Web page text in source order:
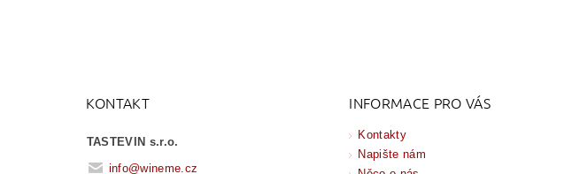
KONTAKT
TASTEVIN s.r.o.
info@wineme.cz
INFORMACE PRO VÁS
Kontakty
Napište nám